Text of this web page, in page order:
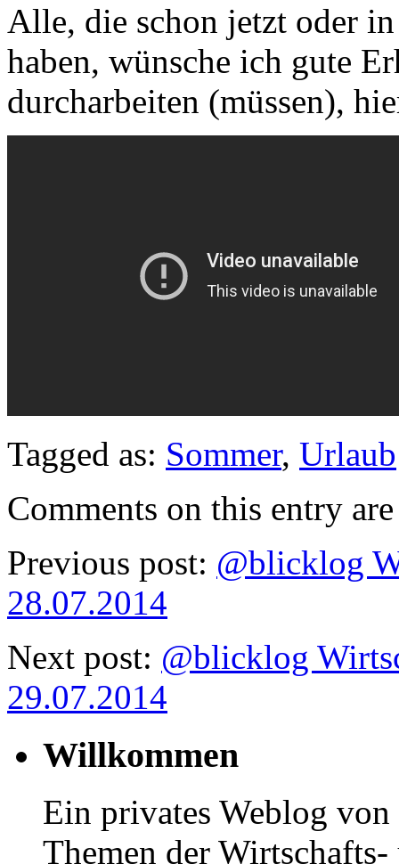
Alle, die schon jetzt oder
haben, wünsche ich gute
durcharbeiten (müssen),
Tagged as: Sommer, Urlaub
Comments on this entry
Previous post: @blicklog
28.07.2014
Next post: @blicklog
29.07.2014
Willkommen
Ein privates Weblog von
Themen der